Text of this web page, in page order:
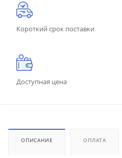
Короткий срок поставки
Доступная цена
ОПИСАНИЕ ОПЛАТА